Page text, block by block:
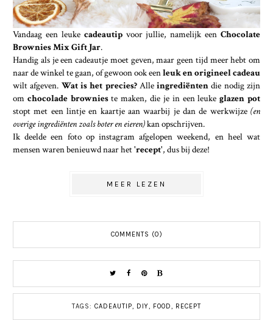
Vandaag een leuke cadeautipvoor jullie, namelijk een Chocolate
Brownies Mix Gift Jar.
Handig als je een cadeautje moet geven, maar geen tijd meer hebt om
naar de winkel te gaan, of gewoon ook eenleuk en origineel cadeau
wilt afgeven. Wat is het precies?Alleingrediënten die nodig zijn
om chocolade brownieste maken, die je in een leukeglazen pot
stopt met een lintje en kaartje aan waarbij je dan de werkwijze (en
overige ingrediënten zoals boter en eieren)kan opschrijven.
Ik deelde een foto op instagram afgelopen weekend, en heel wat
mensen waren benieuwd naar het 'recept', dus bij deze!
MEER LEZEN
COMMENTS (0)
TAGS: CADEAUTIP, DIY, FOOD, RECEPT